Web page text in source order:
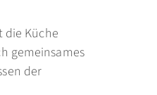
die Küche
gemeinsames
der